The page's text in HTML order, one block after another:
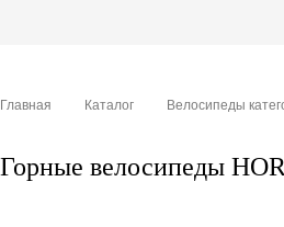
Главная Каталог Велосипеды
Горные велосипеды